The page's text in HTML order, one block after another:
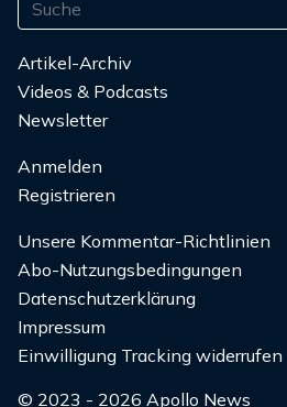
Artikel-Archiv
Videos & Podcasts
Newsletter
Anmelden
Registrieren
Unsere Kommentar-Richtlinien
Abo-Nutzungsbedingungen
Datenschutzerklärung
Impressum
Einwilligung Tracking widerrufen
© 2023 - 2026 Apollo News